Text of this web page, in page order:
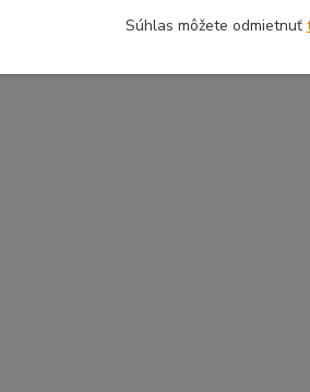
Súhlas môžete odmietnuť